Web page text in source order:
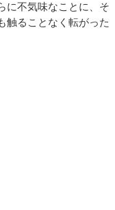
に不気味なことに、そ
触ることなく転がった